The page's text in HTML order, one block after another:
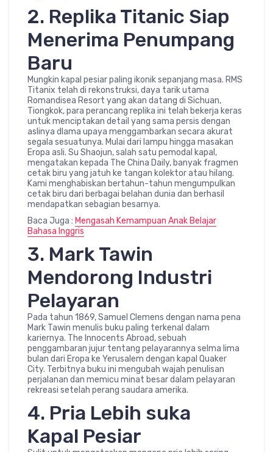
2. Replika Titanic Siap
Menerima Penumpang
Baru
Mungkin kapal pesiar paling ikonik sepanjang masa. RMS
Titanix telah di rekonstruksi, daya tarik utama
Romandisea Resort yang akan datang di Sichuan,
Tiongkok, para perancang replika ini telah bekerja keras
untuk menciptakan detail yang sama persis dengan
aslinya dlama upaya menggambarkan secara akurat
segala sesuatunya. Mulai dari lampu hingga masakan
Eropa asli. Su Shaojun, salah satu pemodal kapal,
mengatakan kepada The China Daily, banyak fragmen
cetak biru yang jatuh ke tangan kolektor atau hilang.
Kami menghabiskan bertahun-tahun mengumpulkan
cetak biru dari berbagai belahan dunia dan berhasil
mendapatkan sebagian besarnya.
Baca Juga : Mengasah Kemampuan Anak Belajar
Bahasa Inggris
3. Mark Tawin
Mendorong Industri
Pelayaran
Pada tahun 1869, Samuel Clemens dengan nama pena
Mark Tawin menulis buku paling terkenal dalam
kariernya. The Innocents Abroad, sebuah
penggambaran jujur tentang pelayarannya selma lima
bulan dari Eropa ke Yerusalem dengan kapal Quaker
City. Terbitnya buku ini mengubah wajah penulisan
perjalanan dan memicu minat besar dalam pelayaran
rekreasi setelah perang saudara amerika.
4. Pria Lebih suka
Kapal Pesiar